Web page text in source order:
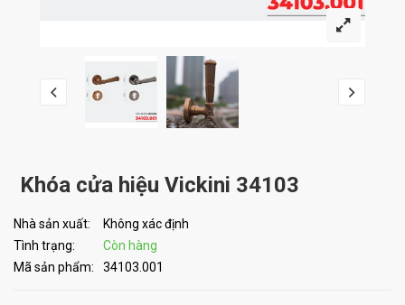
Khóa cửa hiệu Vickini 34103
Nhà sản xuất:
Không xác định
Tình trạng:
Còn hàng
Mã sản phẩm:
34103.001